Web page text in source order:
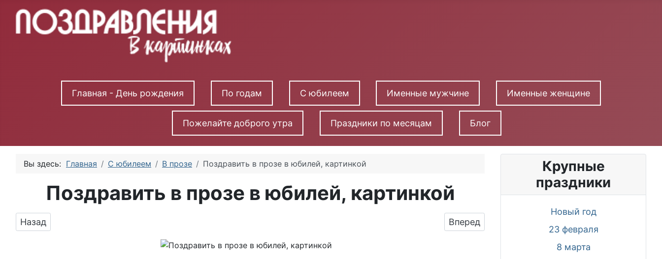
Главная - День рождения По годам С юбилеем Именные мужчине Именные женщине
Пожелайте доброго утра Праздники по месяцам Блог
Вы здесь: Главная С юбилеем В прозе Поздравить в прозе в юбилей, картинкой
Поздравить в прозе в юбилей, картинкой
Предыдущий: Поздравляем с юбилеем, открытка в прозе
Назад Следующий: Поздравительная картинка в
Вперед
Крупные
праздники
Новый год
23 февраля
8 марта